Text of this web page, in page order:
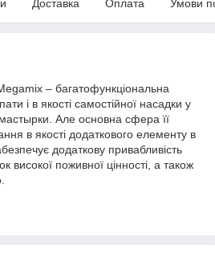
Доставка Оплата Умови
– багатофункціональна
і в якості самостійної насадки у
Але основна сфера її
в якості додаткового елементу в
додаткову привабливість
високої поживної цінності, а також